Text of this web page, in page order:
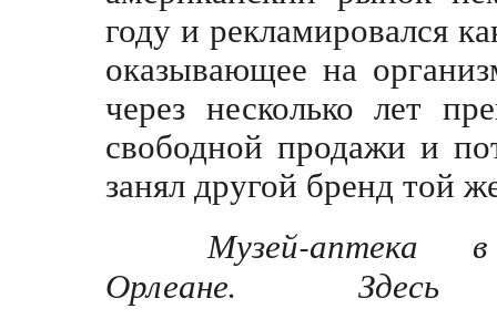
году и рекламировался
оказывающее на
через несколько лет
свободной продажи и
занял другой бренд той
Музей-аптека
Орлеане. Здесь